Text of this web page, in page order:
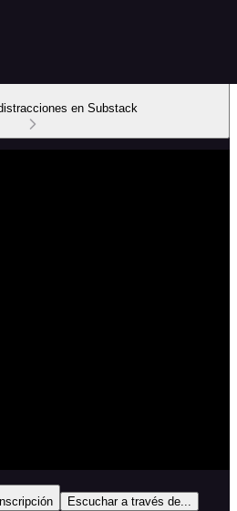
en Substack
Escuchar a través de...